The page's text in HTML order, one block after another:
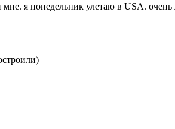
я понедельник улетаю в USA. очень